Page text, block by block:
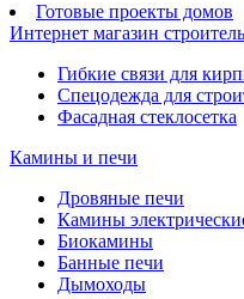
Готовые проекты домов
Интернет магазин
Гибкие связи для
Спецодежда для
Фасадная стеклосетка
Камины и печи
Дровяные печи
Камины
Биокамины
Банные печи
Дымоходы